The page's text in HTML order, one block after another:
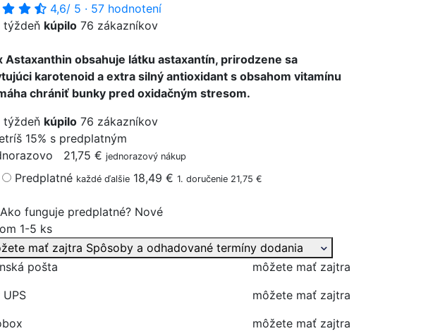
4,6/ 5 · 57 hodnotení
týždeň kúpilo 76 zákazníkov
Astaxanthin obsahuje látku astaxantín, prirodzene sa
karotenoid a extra silný antioxidant s obsahom vitamínu
chrániť bunky pred oxidačným stresom.
týždeň kúpilo 76 zákazníkov
15% s predplatným
21,75 € jednorazový nákup
Predplatné každé ďalšie 18,49 € 1. doručenie 21,75 €
funguje predplatné? Nové
1-5 ks
mať zajtra Spôsoby a odhadované termíny dodania
pošta
môžete mať zajtra
UPS
môžete mať zajtra
môžete mať zajtra